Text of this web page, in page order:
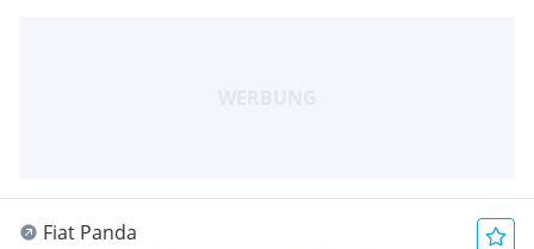
Fiat Panda